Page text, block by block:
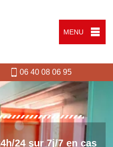
MENU
06 40 08 06 95
24 sur 7j/7 en cas